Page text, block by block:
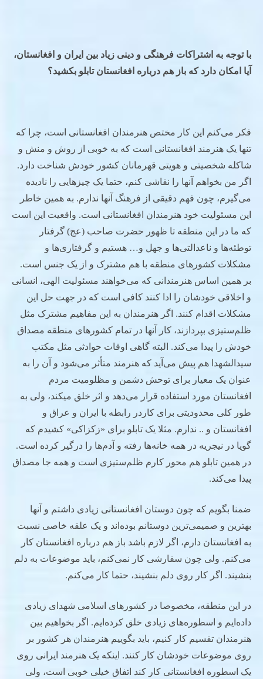
با توجه به اشتراکات فرهنگی و دینی زیاد بین ایران و افغانستان،
آیا امکان دارد که باز هم درباره افغانستان تابلو بکشید؟
فکر می‌کنم این کار مختص هنرمندان افغانستانی است، چرا که
تنها یک هنرمند افغانستانی است که به خوبی از روش و منش و
شاکله شخصیتی و هویتی قهرمانان کشور خودش شناخت دارد.
اگر من بخواهم آنها را نقاشی کنم، حتما یک چیزهایی را نادیده
می‌گیرم، چون فهم دقیقی از فرهنگ آنها ندارم. به همین خاطر
این مسئولیت خود هنرمندان افغانستانی است. واقعیت این است
که ما در این منطقه تا ظهور حضرت صاحب (عج) گرفتار
توطئه‌ها و ناعدالتی‌ها و جهل و… هستیم و گرفتاری‌ها و
مشکلات کشورهای منطقه با هم مشترک و از یک جنس است.
بر همین اساس هنرمندانی که می‌خواهند مسئولیت الهی، انسانی
و اخلاقی خودشان را ادا کنند کافی است که در جهت حل این
مشکلات اقدام کنند. اگر هنرمندان به این مفاهیم مشترک مثل
ظلم‌ستیزی بپردازند، کار آنها در تمام کشورهای منطقه مصداق
خودش را پیدا می‌کند. البته گاهی اوقات حوادثی مثل مکتب
سیدالشهدا هم پیش می‌آید که هنرمند متأثر می‌شود و آن را به
عنوان یک معیار برای توحش دشمن و مظلومیت مردم
افغانستان مورد استفاده قرار می‌دهد و اثر خلق میکند، ولی به
طور کلی محدودیتی برای کاردر رابطه با ایران و عراق و
افغانستان و .. ندارم. مثلا یک تابلو برای «زکزاکی» کشیدم که
گویا در نیجریه در همه خانه‌ها رفته و آدم‌ها را درگیر کرده است.
در همین تابلو هم محور کارم ظلم‌ستیزی است و همه جا مصداق
پیدا می‌کند.
ضمنا بگویم که چون دوستان افغانستانی زیادی داشتم و آنها
بهترین و صمیمی‌ترین دوستانم بوده‌اند و یک علقه خاصی نسبت
به افغانستان دارم، اگر لازم باشد باز هم درباره افغانستان کار
می‌کنم. ولی چون سفارشی کار نمی‌کنم، باید موضوعات به دلم
بنشیند. اگر کار روی دلم بنشیند، حتما کار می‌کنم.
در این منطقه، مخصوصا در کشورهای اسلامی شهدای زیادی
داده‌ایم و اسطوره‌های زیادی خلق کرده‌ایم. اگر بخواهیم بین
هنرمندان تقسیم کار کنیم، باید بگوییم هنرمندان هر کشور بر
روی موضوعات خودشان کار کنند. اینکه یک هنرمند ایرانی روی
یک اسطوره افغانستانی کار کند اتفاق خیلی خوبی است، ولی